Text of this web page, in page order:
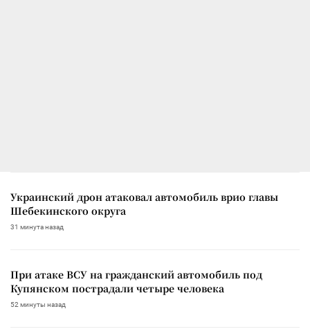
Украинский дрон атаковал автомобиль врио главы
Шебекинского округа
31 минута назад
При атаке ВСУ на гражданский автомобиль под
Купянском пострадали четыре человека
52 минуты назад